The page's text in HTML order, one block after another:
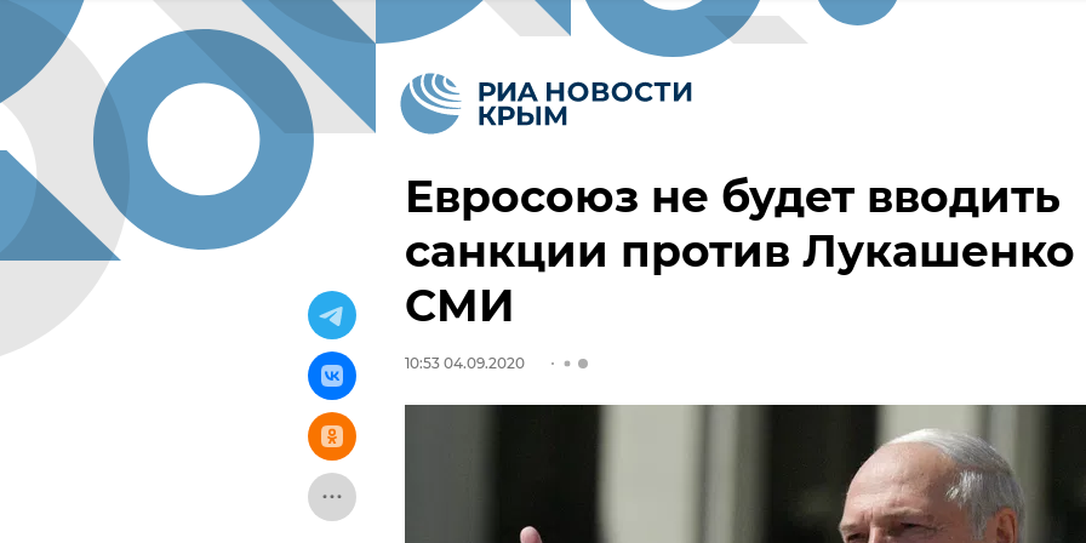
Евросоюз не будет вводить
санкции против Лукашенко
СМИ
10:53 04.09.2020